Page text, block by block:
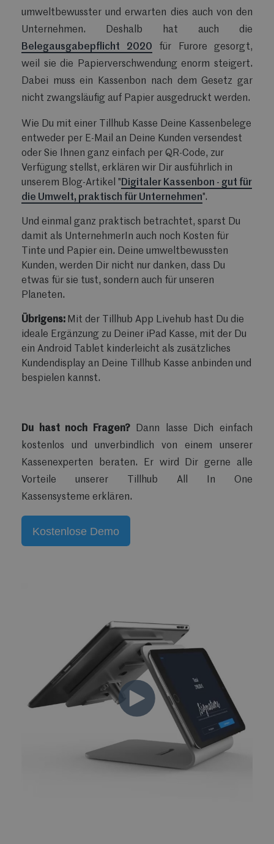
umweltbewusster und erwarten dies auch von den
Unternehmen. Deshalb hat auch die
Belegausgabepflicht 2020 für Furore gesorgt,
weil sie die Papierverschwendung enorm steigert.
Dabei muss ein Kassenbon nach dem Gesetz gar
nicht zwangsläufig auf Papier ausgedruckt werden.
Wie Du mit einer Tillhub Kasse Deine Kassenbelege
entweder per E-Mail an Deine Kunden versendest
oder Sie Ihnen ganz einfach per QR-Code, zur
Verfügung stellst, erklären wir Dir ausführlich in
unserem Blog-Artikel " Digitaler Kassenbon - gut für
die Umwelt, praktisch für Unternehmen".
Und einmal ganz praktisch betrachtet, sparst Du
damit als UnternehmerIn auch noch Kosten für
Tinte und Papier ein. Deine umweltbewussten
Kunden, werden Dir nicht nur danken, dass Du
etwas für sie tust, sondern auch für unseren
Planeten.
Übrigens: Mit der Tillhub App Livehub hast Du die
ideale Ergänzung zu Deiner iPad Kasse, mit der Du
ein Android Tablet kinderleicht als zusätzliches
Kundendisplay an Deine Tillhub Kasse anbinden und
bespielen kannst.
Du hast noch Fragen?Dann lasse Dich einfach
kostenlos und unverbindlich von einem unserer
Kassenexperten beraten. Er wird Dir gerne alle
Vorteile unserer Tillhub All In One
Kassensysteme erklären.
Kostenlose Demo